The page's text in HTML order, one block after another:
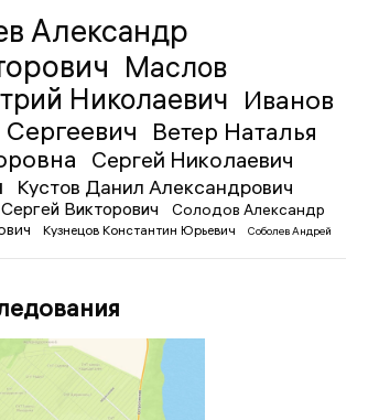
Александр
Маслов
Николаевич Иванов
Ветер Наталья
Сергей Николаевич
Кустов Данил Александрович
Викторович
Солодов Александр
Кузнецов Константин Юрьевич
Соболев Андрей